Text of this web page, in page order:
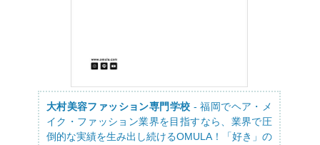
大村美容ファッション専門学校 - 福岡でヘア・メ
イク・ファッション業界を目指すなら、業界で圧
倒的な実績を生み出し続けるOMULA！「好き」の